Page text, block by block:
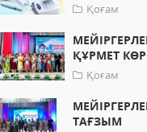
Қоғам
ҚҰРМЕТ
Қоғам
ТАҒЗЫМ